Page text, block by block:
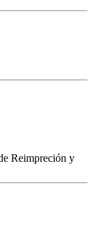
Reimpreción y